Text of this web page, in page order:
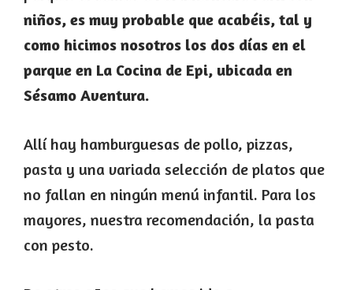
niños, es muy probable que acabéis, tal y
como hicimos nosotros los dos días en el
parque en La Cocina de Epi, ubicada en
Sésamo Aventura.
Allí hay hamburguesas de pollo, pizzas,
pasta y una variada selección de platos que
no fallan en ningún menú infantil. Para los
mayores, nuestra recomendación, la pasta
con pesto.